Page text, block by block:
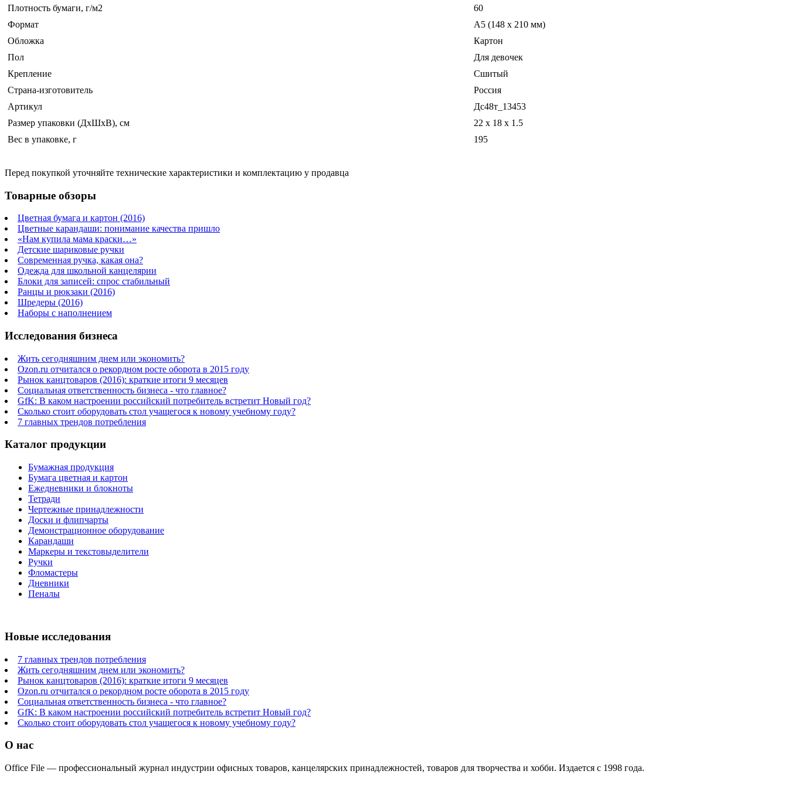
Плотность бумаги, г/м2
60
Формат
A5 (148 x 210 мм)
Обложка
Картон
Пол
Для девочек
Крепление
Сшитый
Страна-изготовитель
Россия
Артикул
Дс48т_13453
Размер упаковки (ДхШхВ), см
22 x 18 x 1.5
Вес в упаковке, г
195
Перед покупкой уточняйте технические характеристики и комплектацию у продавца
Товарные обзоры
Цветная бумага и картон (2016)
Цветные карандаши: понимание качества пришло
«Нам купила мама краски…»
Детские шариковые ручки
Современная ручка, какая она?
Одежда для школьной канцелярии
Блоки для записей: спрос стабильный
Ранцы и рюкзаки (2016)
Шредеры (2016)
Наборы с наполнением
Исследования бизнеса
Жить сегодняшним днем или экономить?
Ozon.ru отчитался о рекордном росте оборота в 2015 году
Рынок канцтоваров (2016): краткие итоги 9 месяцев
Социальная ответственность бизнеса - что главное?
GfK: В каком настроении российский потребитель встретит Новый год?
Сколько стоит оборудовать стол учащегося к новому учебному году?
7 главных трендов потребления
Каталог продукции
Бумажная продукция
Бумага цветная и картон
Ежедневники и блокноты
Тетради
Чертежные принадлежности
Доски и флипчарты
Демонстрационное оборудование
Карандаши
Маркеры и текстовыделители
Ручки
Фломастеры
Дневники
Пеналы
Новые исследования
7 главных трендов потребления
Жить сегодняшним днем или экономить?
Рынок канцтоваров (2016): краткие итоги 9 месяцев
Ozon.ru отчитался о рекордном росте оборота в 2015 году
Социальная ответственность бизнеса - что главное?
GfK: В каком настроении российский потребитель встретит Новый год?
Сколько стоит оборудовать стол учащегося к новому учебному году?
О нас
Office File — профессиональный журнал индустрии офисных товаров, канцелярских принадлежностей, товаров для творчества и хобби. Издается с 1998 года.